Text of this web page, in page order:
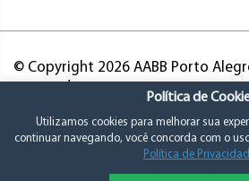
© Copyright 2026 AABB Porto
Política de
Utilizamos cookies para melhorar sua
continuar navegando, você concorda com o
Política de